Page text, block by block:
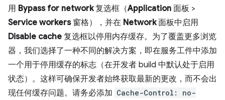
用 Bypass for network复选框（Application 面板 >
Service workers窗格），并在 Network面板中启用
Disable cache 复选框以停用内存缓存。为了覆盖更多浏览
器，我们选择了一种不同的解决方案，即在服务工件中添加
一个用于停用缓存的标志（在开发者 build 中默认处于启用
状态）。这样可确保开发者始终获取最新的更改，而不会出
现任何缓存问题。请务必添加 Cache-Control: no-